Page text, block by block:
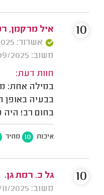
איל מרקמן,
אשרור: 14/11/2025
משוב: 15/09/2025
חוות דעת:
במילה אחת:
בבעיה באופן
בחום רב!
איכות 10 מחיר
10
גל כ. רמת גן.
משוב: 11/11/2025
10